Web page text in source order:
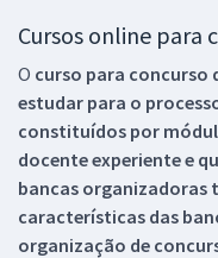
Cursos online para
O curso para concurso
estudar para o
constituídos por
docente experiente e
bancas organizadoras
características das
organização de